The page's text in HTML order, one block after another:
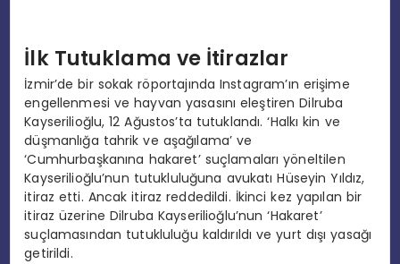
İlk Tutuklama ve İtirazlar
İzmir’de bir sokak röportajında Instagram’ın erişime
engellenmesi ve hayvan yasasını eleştiren Dilruba
Kayserilioğlu, 12 Ağustos’ta tutuklandı. ‘Halkı kin ve
düşmanlığa tahrik ve aşağılama’ ve
‘Cumhurbaşkanına hakaret’ suçlamaları yöneltilen
Kayserilioğlu’nun tutukluluğuna avukatı Hüseyin Yıldız,
itiraz etti. Ancak itiraz reddedildi. İkinci kez yapılan bir
itiraz üzerine Dilruba Kayserilioğlu’nun ‘Hakaret’
suçlamasından tutukluluğu kaldırıldı ve yurt dışı yasağı
getirildi.